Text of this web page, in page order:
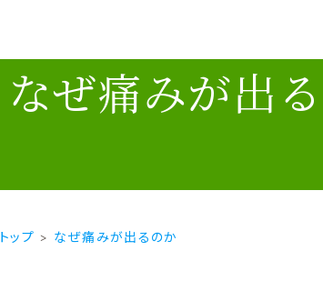
なぜ痛みが出
トップ なぜ痛みが出るのか